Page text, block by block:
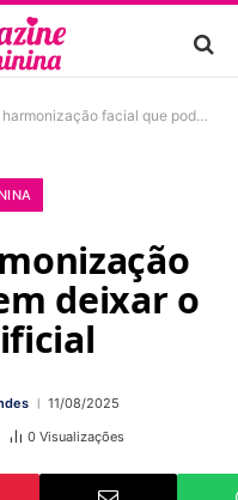
facial que podem deixar o rosto artificial
deixar o
11/08/2025
0 Visualizações